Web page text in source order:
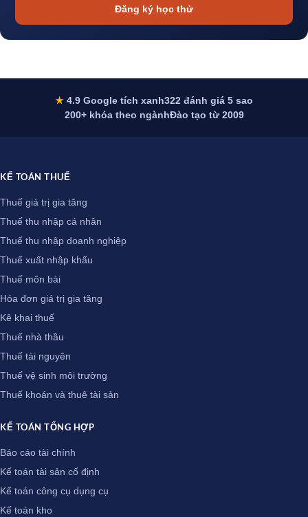
Đăng ký học thử
★ 4.9 Google tích xanh322 đánh giá 5 sao
200+ khóa theo ngànhĐào tạo từ 2009
KẾ TOÁN THUẾ
Thuế giá trị gia tăng
Thuế thu nhập cá nhân
Thuế thu nhập doanh nghiệp
Thuế xuất nhập khẩu
Thuế môn bài
Hóa đơn giá trị gia tăng
Kê khai thuế
Thuế nhà thầu
Thuế tài nguyên
Thuế vệ sinh môi trường
Thuế khoán và thuê tài sản
KẾ TOÁN TỔNG HỢP
Báo cáo tài chính
Kế toán tài sản cố định
Kế toán công cụ dụng cụ
Kế toán kho